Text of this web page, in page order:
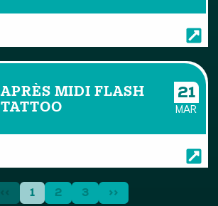
APRÈS MIDI FLASH
TATTOO
21
MAR
1 2 3 >>